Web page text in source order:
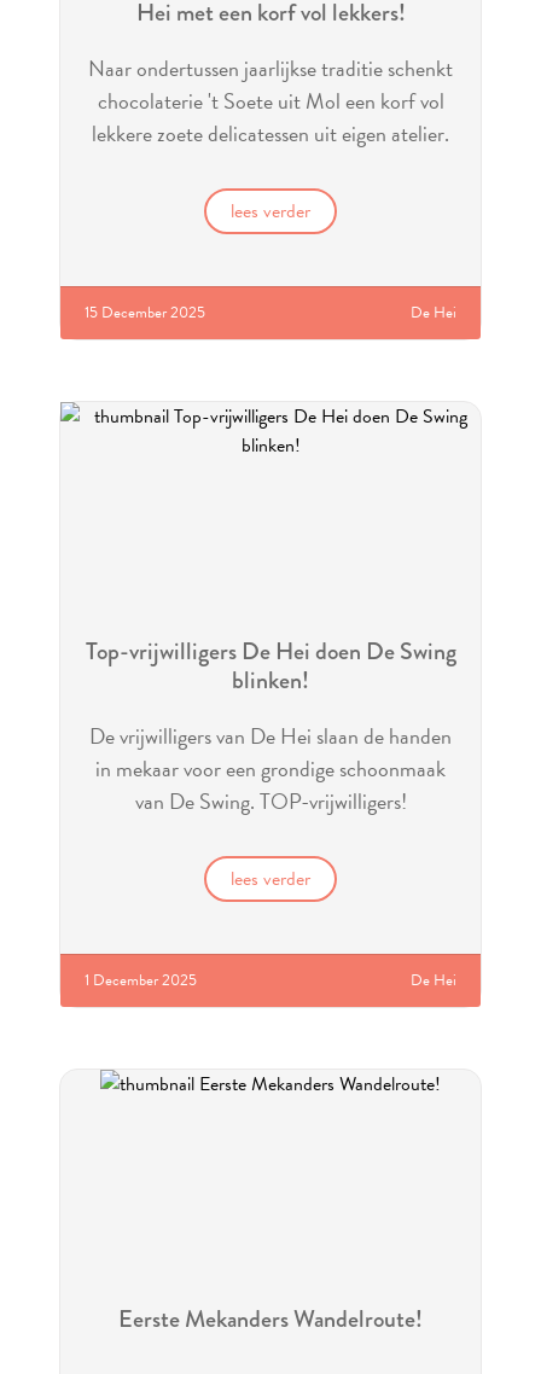
Hei met een korf vol lekkers!
Naar ondertussen jaarlijkse traditie schenkt
chocolaterie 't Soete uit Mol een korf vol
lekkere zoete delicatessen uit eigen atelier.
lees verder
15 December 2025 De Hei
Top-vrijwilligers De Hei doen De Swing
blinken!
De vrijwilligers van De Hei slaan de handen
in mekaar voor een grondige schoonmaak
van De Swing. TOP-vrijwilligers!
lees verder
1 December 2025 De Hei
Eerste Mekanders Wandelroute!